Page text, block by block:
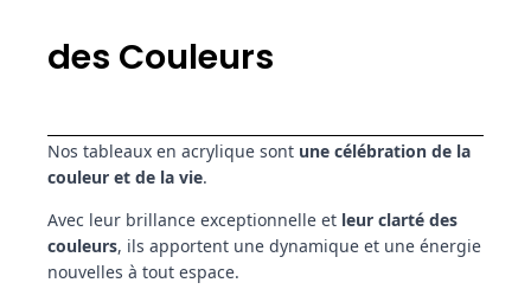
des Couleurs
Nos tableaux en acrylique sont une célébration de la
couleur et de la vie.
Avec leur brillance exceptionnelle et leur clarté des
couleurs, ils apportent une dynamique et une énergie
nouvelles à tout espace.